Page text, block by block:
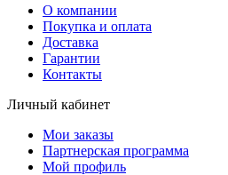
О компании
Покупка и оплата
Доставка
Гарантии
Контакты
Личный кабинет
Мои заказы
Партнерская программа
Мой профиль